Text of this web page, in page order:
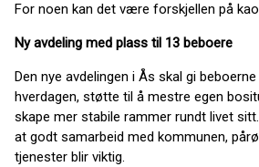
For noen kan det være forskjellen på
Ny avdeling med plass til 13 beboere
Den nye avdelingen i Ås skal gi
hverdagen, støtte til å mestre egen
skape mer stabile rammer rundt livet
at godt samarbeid med kommunen,
tjenester blir viktig.